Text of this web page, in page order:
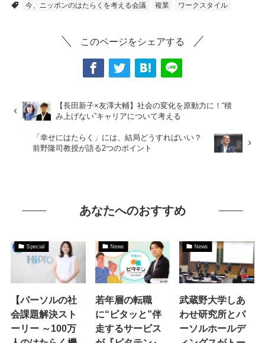
今、ニッポンのはたらくを考える会議
複業 ワークスタイル
このページをシェアする
【長田新子×友澤大輔】社会の変化を原動力に！“積
み上げない”キャリアについて考える
「幸せにはたらく」には、結局どうすればいい？
前野隆司教授が語る2つのポイント
あなたへのおすすめ
Special
【パーソルの社
会課題解決スト
ーリー ～100万
News
若年層の転職
に“ピタッと”伴
走するサービス
News
武蔵野大学しあ
わせ研究所とパ
ーソルホールデ